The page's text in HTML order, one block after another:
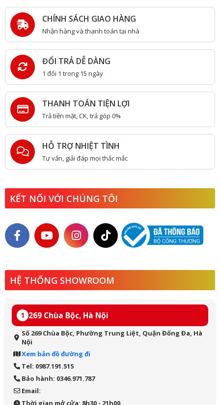
CHÍNH SÁCH GIAO HÀNG
Nhận hàng và thanh toán tại nhà
ĐỔI TRẢ DỄ DÀNG
1 đổi 1 trong 15 ngày
THANH TOÁN TIỆN LỢI
Trả tiền mặt, CK, trả góp 0%
HỖ TRỢ NHIỆT TÌNH
Tư vấn, giải đáp mọi thắc mắc
KẾT NỐI VỚI CHÚNG TÔI
HỆ THỐNG SHOWROOM
1 269 Chùa Bộc, Hà Nội
Số 269 Chùa Bộc, Phường Trung Liệt, Quận Đống Đa, Hà
Nội
Xem bản đồ đường đi
Tel: 0987.191.515
Bảo hành: 0346.971.787
Email:
Thời gian mở cửa: 8h30 - 21h00